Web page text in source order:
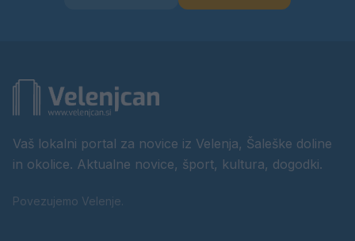
Vaš lokalni portal za novice iz Velenja, Šaleške doline
in okolice. Aktualne novice, šport, kultura, dogodki.
Povezujemo Velenje.